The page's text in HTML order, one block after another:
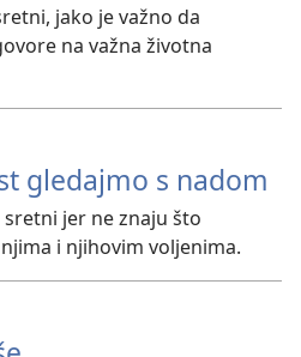
jako je važno da
na važna životna
gledajmo s nadom
jer ne znaju što
i njihovim voljenima.